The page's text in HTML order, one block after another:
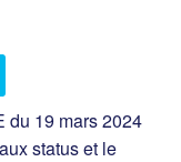
du 19 mars 2024
status et le